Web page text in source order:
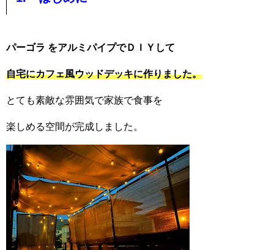
パーゴラ をアルミパイプでＤＩＹして
自宅にカフェ風ウッドデッキに作りました。
とても素敵な雰囲気で家族で食事を
楽しめる空間が完成しました。